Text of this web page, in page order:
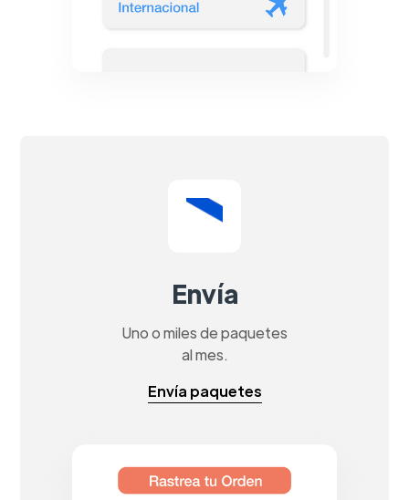
Envía
Uno o miles de paquetes
al mes.
Envía paquetes